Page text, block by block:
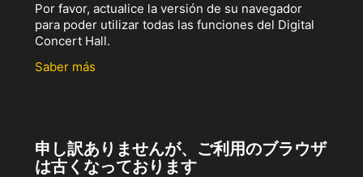
Por favor, actualice la versión de su navegador
para poder utilizar todas las funciones del Digital
Concert Hall.
Saber más
申し訳ありませんが、ご利用のブラウザ
は古くなっております